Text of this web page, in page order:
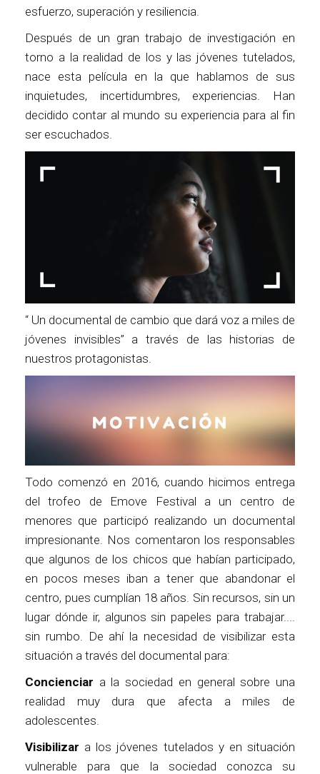
esfuerzo, superación y resiliencia.
Después de un gran trabajo de investigación en
torno a la realidad de los y las jóvenes tutelados,
nace esta película en la que hablamos de sus
inquietudes, incertidumbres, experiencias. Han
decidido contar al mundo su experiencia para al fin
ser escuchados.
“ Un documental de cambio que dará voz a miles de
jóvenes invisibles” a través de las historias de
nuestros protagonistas.
Todo comenzó en 2016, cuando hicimos entrega
del trofeo de Emove Festival a un centro de
menores que participó realizando un documental
impresionante. Nos comentaron los responsables
que algunos de los chicos que habían participado,
en pocos meses iban a tener que abandonar el
centro, pues cumplían 18 años. Sin recursos, sin un
lugar dónde ir, algunos sin papeles para trabajar....
sin rumbo. De ahí la necesidad de visibilizar esta
situación a través del documental para:
Concienciar a la sociedad en general sobre una
realidad muy dura que afecta a miles de
adolescentes.
Visibilizar a los jóvenes tutelados y en situación
vulnerable para que la sociedad conozca su